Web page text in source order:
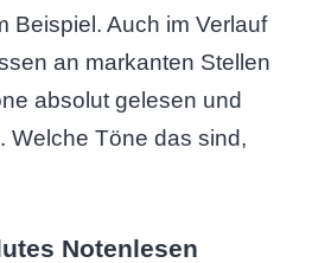
Beispiel. Auch im Verlauf
an markanten Stellen
absolut gelesen und
Welche Töne das sind,
Notenlesen